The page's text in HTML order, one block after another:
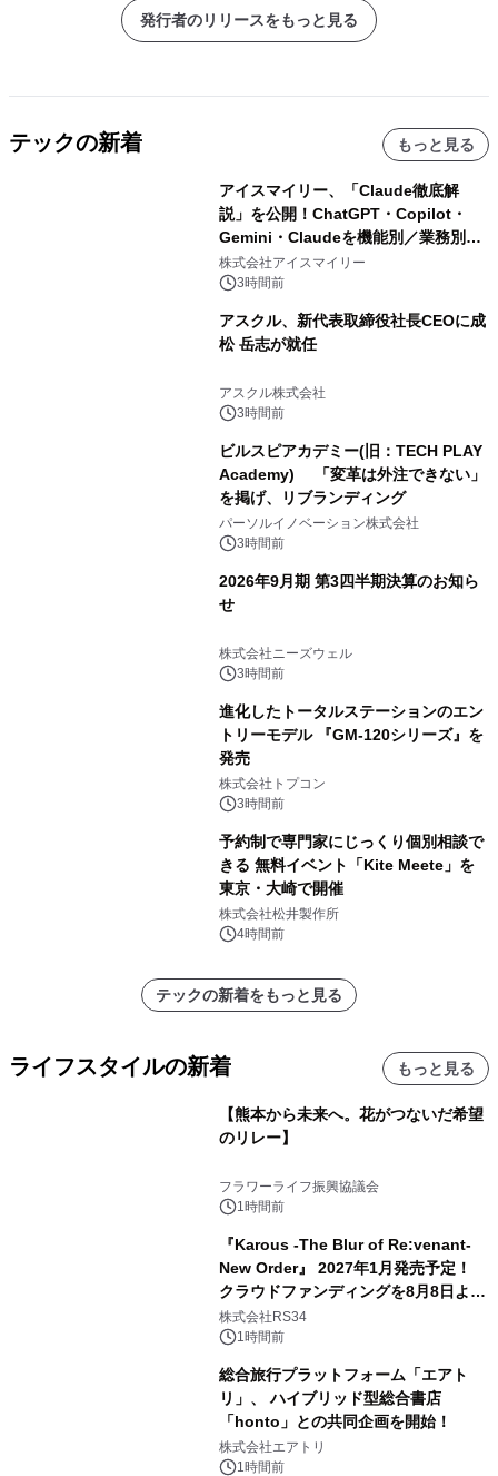
発行者のリリースをもっと見る
テックの新着 もっと見る
アイスマイリー、「Claude徹底解
説」を公開！ChatGPT・Copilot・
Gemini・Claudeを機能別／業務別に
比較―自社に合う生成AIの選び方がわ
かる実践ガイド
株式会社アイスマイリー
3時間前
アスクル、新代表取締役社長CEOに成
松 岳志が就任
アスクル株式会社
3時間前
ビルスピアカデミー(旧：TECH PLAY
Academy) 「変革は外注できない」
を掲げ、リブランディング
パーソルイノベーション株式会社
3時間前
2026年9月期 第3四半期決算のお知ら
せ
株式会社ニーズウェル
3時間前
進化したトータルステーションのエン
トリーモデル 『GM-120シリーズ』を
発売
株式会社トプコン
3時間前
予約制で専門家にじっくり個別相談で
きる 無料イベント「Kite Meete」を
東京・大崎で開催
株式会社松井製作所
4時間前
テックの新着をもっと見る
ライフスタイルの新着 もっと見る
【熊本から未来へ。花がつないだ希望
のリレー】
フラワーライフ振興協議会
1時間前
『Karous -The Blur of Re:venant-
New Order』 2027年1月発売予定！
クラウドファンディングを8月8日より
開始
株式会社RS34
1時間前
総合旅行プラットフォーム「エアト
リ」、 ハイブリッド型総合書店
「honto」との共同企画を開始！
株式会社エアトリ
1時間前